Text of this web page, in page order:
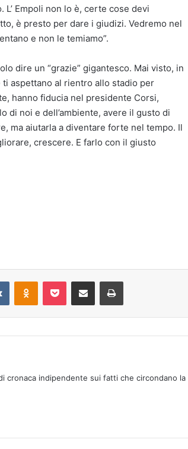
L’ Empoli non lo è, certe cose devi
è presto per dare i giudizi. Vedremo nel
e non le temiamo”.
dire un “grazie” gigantesco. Mai visto, in
aspettano al rientro allo stadio per
hanno fiducia nel presidente Corsi,
di noi e dell’ambiente, avere il gusto di
ma aiutarla a diventare forte nel tempo. Il
crescere. E farlo con il giusto
cronaca indipendente sui fatti che circondano la